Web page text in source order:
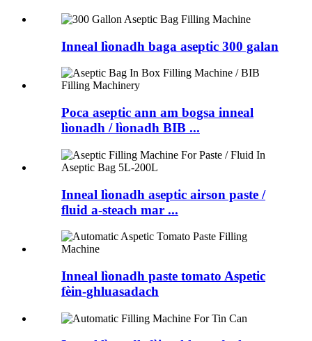
Inneal lìonadh baga aseptic 300 galan
Poca aseptic ann am bogsa inneal
lìonadh / lìonadh BIB ...
Inneal lìonadh aseptic airson paste /
fluid a-steach mar ...
Inneal lìonadh paste tomato Aspetic
fèin-ghluasadach